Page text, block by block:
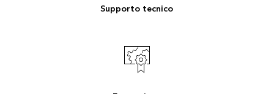
Supporto tecnico